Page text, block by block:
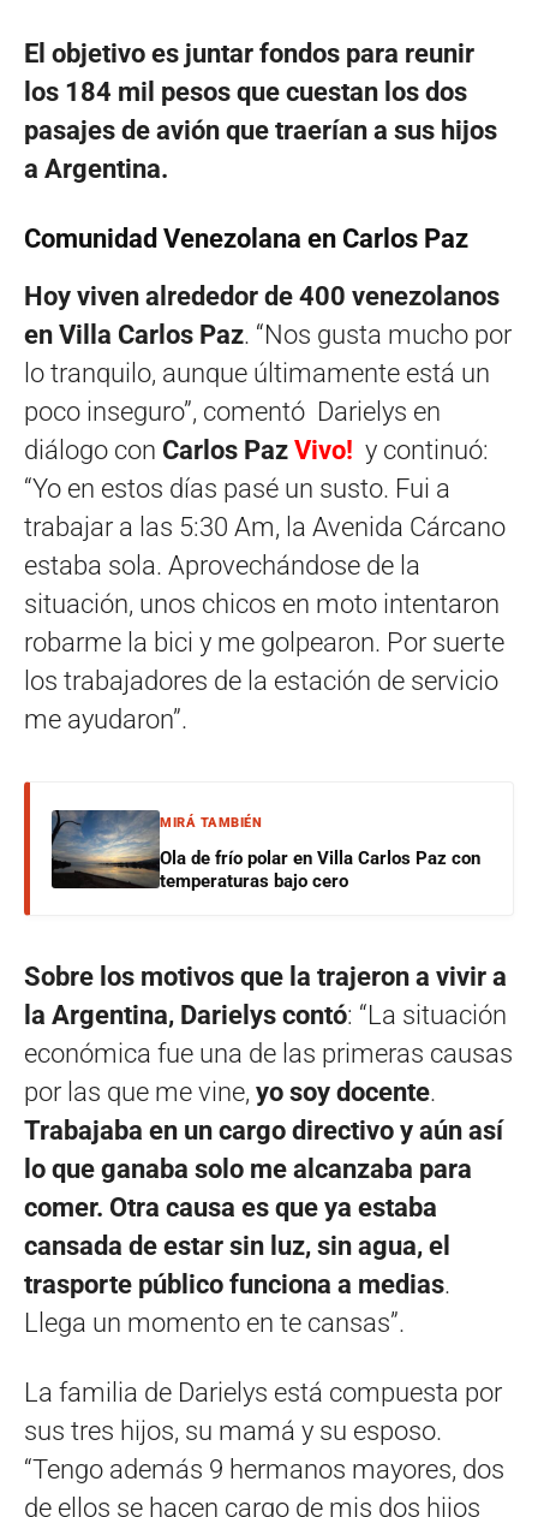
El objetivo es juntar fondos para reunir
los 184 mil pesos que cuestan los dos
pasajes de avión que traerían a sus hijos
a Argentina.
Comunidad Venezolana en Carlos Paz
Hoy viven alrededor de 400 venezolanos
en Villa Carlos Paz. “Nos gusta mucho por
lo tranquilo, aunque últimamente está un
poco inseguro”, comentó Darielys en
diálogo con Carlos Paz Vivo! y continuó:
“Yo en estos días pasé un susto. Fui a
trabajar a las 5:30 Am, la Avenida Cárcano
estaba sola. Aprovechándose de la
situación, unos chicos en moto intentaron
robarme la bici y me golpearon. Por suerte
los trabajadores de la estación de servicio
me ayudaron”.
MIRÁ TAMBIÉN
Ola de frío polar en Villa Carlos Paz con
temperaturas bajo cero
Sobre los motivos que la trajeron a vivir a
la Argentina, Darielys contó: “La situación
económica fue una de las primeras causas
por las que me vine, yo soy docente.
Trabajaba en un cargo directivo y aún así
lo que ganaba solo me alcanzaba para
comer. Otra causa es que ya estaba
cansada de estar sin luz, sin agua, el
trasporte público funciona a medias.
Llega un momento en te cansas”.
La familia de Darielys está compuesta por
sus tres hijos, su mamá y su esposo.
“Tengo además 9 hermanos mayores, dos
de ellos se hacen cargo de mis dos hijos